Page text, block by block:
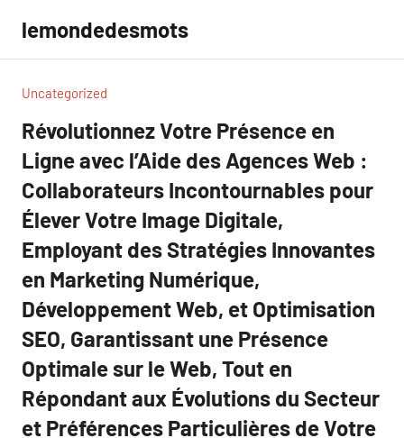
contenu
lemondedesmots
Uncategorized
Révolutionnez Votre Présence en
Ligne avec l’Aide des Agences Web :
Collaborateurs Incontournables pour
Élever Votre Image Digitale,
Employant des Stratégies Innovantes
en Marketing Numérique,
Développement Web, et Optimisation
SEO, Garantissant une Présence
Optimale sur le Web, Tout en
Répondant aux Évolutions du Secteur
et Préférences Particulières de Votre